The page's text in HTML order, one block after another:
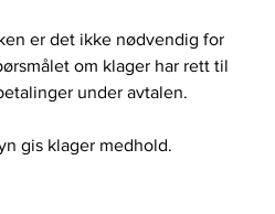
er det ikke nødvendig for
om klager har rett til
under avtalen.
gis klager medhold.